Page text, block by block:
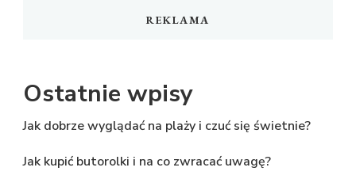
REKLAMA
Ostatnie wpisy
Jak dobrze wyglądać na plaży i czuć się świetnie?
Jak kupić butorolki i na co zwracać uwagę?